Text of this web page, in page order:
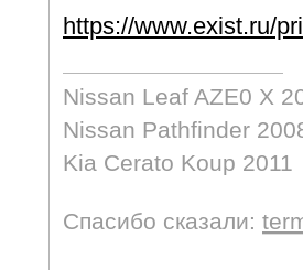
https://www.exist.ru/
Nissan Leaf AZE0 X
Nissan Pathfinder
Kia Cerato Koup 2011
Спасибо сказали: